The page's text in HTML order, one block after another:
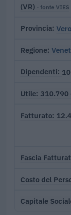
(VR) · fonte VIES
Provincia
Regione
Dipendenti
Utile 310.790
Fatturato
Fascia
Costo del
Capitale